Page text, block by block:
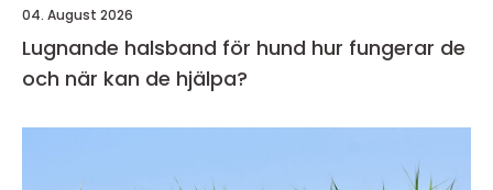
04. August 2026
Lugnande halsband för hund hur fungerar de
och när kan de hjälpa?